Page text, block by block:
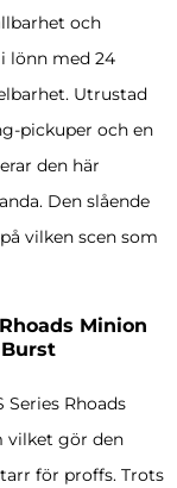
och
lönn med 24
Utrustad
pickuper och en
den här
Den slående
vilken scen som
Minion
Rhoads
vilket gör den
för proffs. Trots